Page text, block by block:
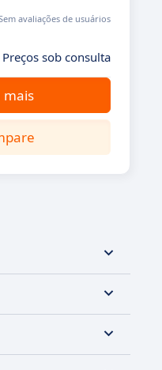
avaliações de usuários
Preços sob consulta
mais